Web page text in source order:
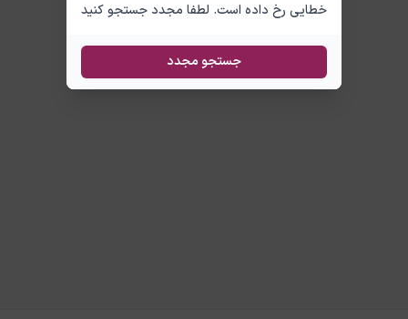
خطایی رخ داده است. لطفا مجدد جستجو کنید
جستجو مجدد